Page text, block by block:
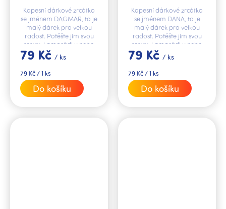
79 Kč / ks
Měrná
cena:
79 Kč / 1 ks
Do košíku
Kapesní dárkové zrcátko
se jménem DAGMAR, to je
malý dárek pro velkou
radost. Potěšte jím svou
sestru, kamarádku nebo
kolegyni.
79 Kč / ks
Měrná
cena:
79 Kč / 1 ks
Do košíku
Kapesní dárkové zrcátko
se jménem DANA, to je
malý dárek pro velkou
radost. Potěšte jím svou
sestru, kamarádku nebo
kolegyni.